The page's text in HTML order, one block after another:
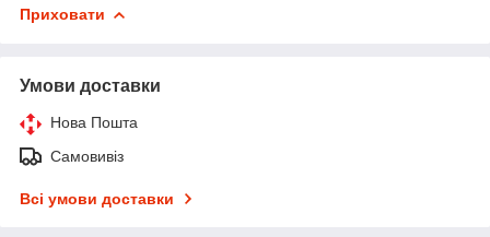
Приховати
Умови доставки
Нова Пошта
Самовивіз
Всі умови доставки